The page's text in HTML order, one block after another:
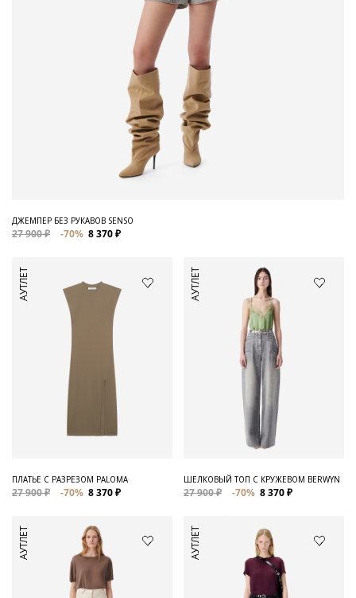
ДЖЕМПЕР БЕЗ РУКАВОВ SENSO
27 900 ₽ -70% 8 370 ₽
АУТЛЕТ
ПЛАТЬЕ С РАЗРЕЗОМ PALOMA
27 900 ₽ -70% 8 370 ₽
АУТЛЕТ
ШЕЛКОВЫЙ ТОП С КРУЖЕВОМ BERWYN
27 900 ₽ -70% 8 370 ₽
АУТЛЕТ АУТЛЕТ